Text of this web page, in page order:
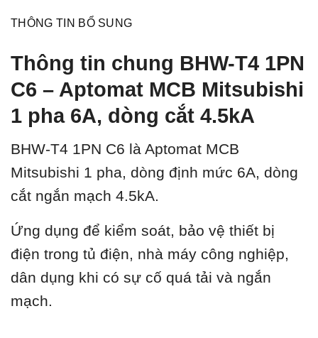
THÔNG TIN BỔ SUNG
Thông tin chung BHW-T4 1PN
C6 – Aptomat MCB Mitsubishi
1 pha 6A, dòng cắt 4.5kA
BHW-T4 1PN C6 là Aptomat MCB
Mitsubishi 1 pha, dòng định mức 6A, dòng
cắt ngắn mạch 4.5kA.
Ứng dụng để kiểm soát, bảo vệ thiết bị
điện trong tủ điện, nhà máy công nghiệp,
dân dụng khi có sự cố quá tải và ngắn
mạch.